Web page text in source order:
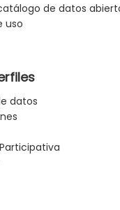
de datos
uso
datos